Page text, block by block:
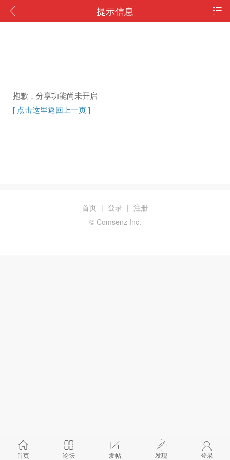
提示信息
抱歉，分享功能尚未开启
[ 点击这里返回上一页 ]
首页 论坛 发帖 发现 登录
首页 | 登录 | 注册
© Comsenz Inc.